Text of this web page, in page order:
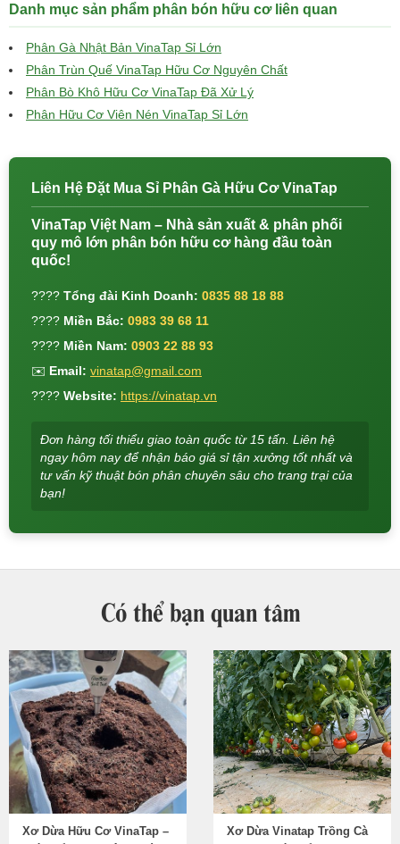
Danh mục sản phẩm phân bón hữu cơ liên quan
Phân Gà Nhật Bản VinaTap Sỉ Lớn
Phân Trùn Quế VinaTap Hữu Cơ Nguyên Chất
Phân Bò Khô Hữu Cơ VinaTap Đã Xử Lý
Phân Hữu Cơ Viên Nén VinaTap Sỉ Lớn
Liên Hệ Đặt Mua Sỉ Phân Gà Hữu Cơ VinaTap
VinaTap Việt Nam – Nhà sản xuất & phân phối
quy mô lớn phân bón hữu cơ hàng đầu toàn
quốc!
???? Tổng đài Kinh Doanh: 0835 88 18 88
???? Miền Bắc: 0983 39 68 11
???? Miền Nam: 0903 22 88 93
✉️ Email: vinatap@gmail.com
???? Website: https://vinatap.vn
Đơn hàng tối thiểu giao toàn quốc từ 15 tấn. Liên hệ
ngay hôm nay để nhận báo giá sỉ tận xưởng tốt nhất và
tư vấn kỹ thuật bón phân chuyên sâu cho trang trại của
bạn!
Có thể bạn quan tâm
Xơ Dừa Hữu Cơ VinaTap –
Xơ Dừa Vinatap Trồng Cà